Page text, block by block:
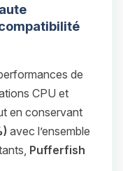
de
CPU et
en conservant
avec l’ensemble
Pufferfish